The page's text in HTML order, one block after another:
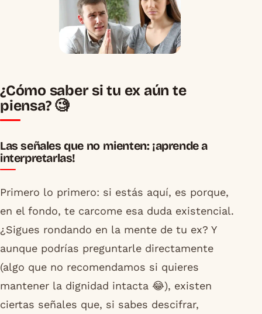
¿Cómo saber si tu ex aún te
piensa? 🧐
Las señales que no mienten: ¡aprende a
interpretarlas!
Primero lo primero: si estás aquí, es porque,
en el fondo, te carcome esa duda existencial.
¿Sigues rondando en la mente de tu ex? Y
aunque podrías preguntarle directamente
(algo que no recomendamos si quieres
mantener la dignidad intacta 😂), existen
ciertas señales que, si sabes descifrar,